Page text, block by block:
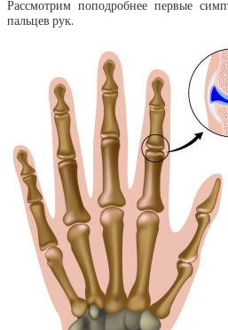
Рассмотрим поподробнее первые
пальцев рук.